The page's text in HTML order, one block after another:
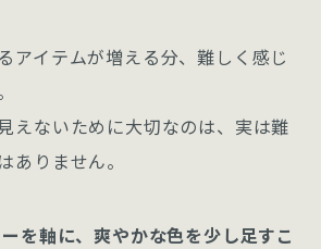
アイテムが増える分、難しく感じ
えないために大切なのは、実は難
ありません。
を軸に、爽やかな色を少し足すこ